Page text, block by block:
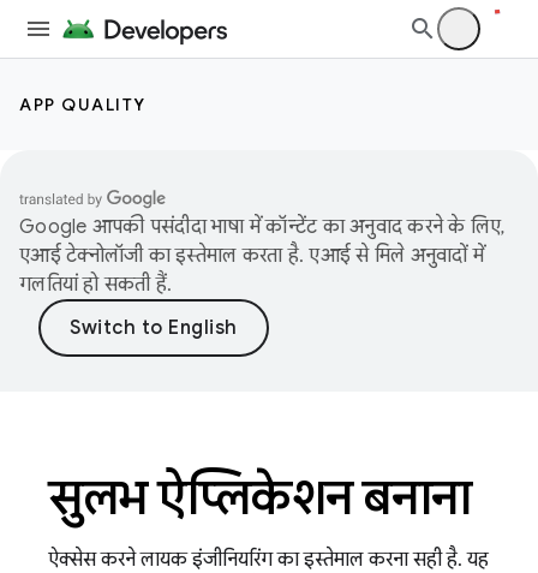
APP QUALITY
Google आपकी पसंदीदा भाषा में कॉन्टेंट का अनुवाद करने के लिए,
एआई टेक्नोलॉजी का इस्तेमाल करता है. एआई से मिले अनुवादों में
गलतियां हो सकती हैं.
सुलभ ऐप्लिकेशन बनाना
ऐक्सेस करने लायक इंजीनियरिंग का इस्तेमाल करना सही है. यह